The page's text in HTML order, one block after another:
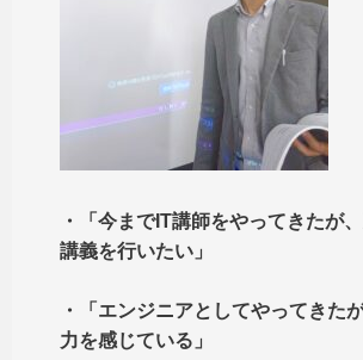
・「今までIT講師をやってきたが
講義を行いたい」
・「エンジニアとしてやってきた
力を感じている」